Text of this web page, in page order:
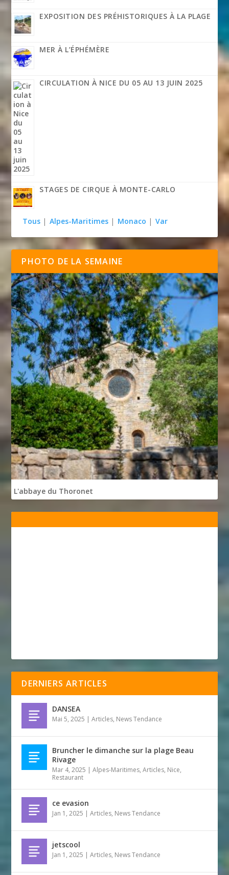
EXPOSITION DES PRÉHISTORIQUES À LA PLAGE
MER À L’ÉPHÉMÈRE
CIRCULATION À NICE DU 05 AU 13 JUIN 2025
STAGES DE CIRQUE À MONTE-CARLO
Tous | Alpes-Maritimes | Monaco | Var
PHOTO DE LA SEMAINE
L'abbaye du Thoronet
DERNIERS ARTICLES
DANSEA
Mai 5, 2025 |Articles, News Tendance
Bruncher le dimanche sur la plage Beau
Rivage
Mar 4, 2025 |Alpes-Maritimes,Articles, Nice,
Restaurant
ce evasion
Jan 1, 2025 |Articles, News Tendance
jetscool
Jan 1, 2025 |Articles, News Tendance